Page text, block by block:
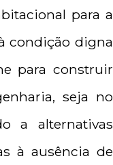
para a
condição digna
para construir
seja no
a alternativas
à ausência de